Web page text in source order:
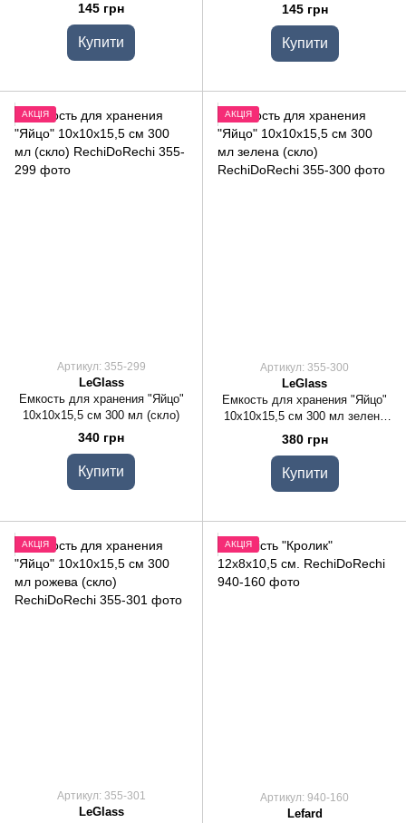
145 грн
Купити
145 грн
Купити
АКЦІЯ
Артикул: 355-299
LeGlass
Емкость для хранения "Яйцо"
10х10х15,5 см 300 мл (скло)
340 грн
Купити
АКЦІЯ
Артикул: 355-300
LeGlass
Емкость для хранения "Яйцо"
10х10х15,5 см 300 мл зелена
(скло)
380 грн
Купити
АКЦІЯ
Артикул: 355-301
LeGlass
АКЦІЯ
Артикул: 940-160
Lefard